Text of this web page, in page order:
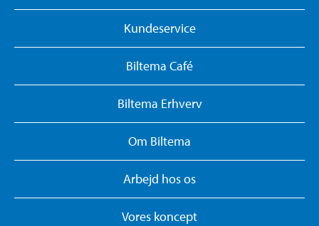
Kundeservice
Biltema Café
Biltema Erhverv
Om Biltema
Arbejd hos os
Vores koncept